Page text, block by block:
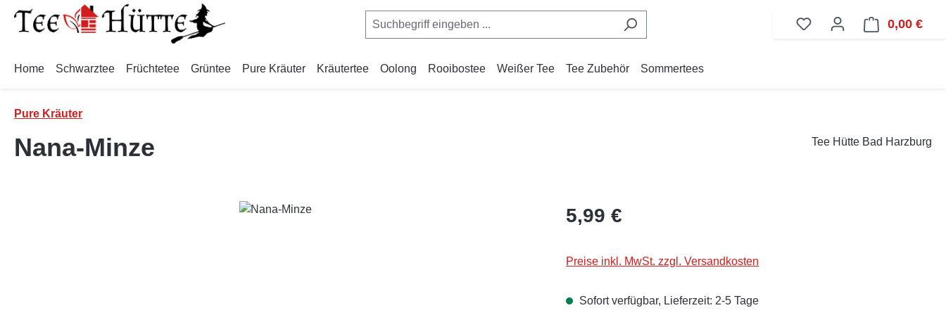
Hauptinhalt springen
Zur Suche springen
Zur Hauptnavigation springen
0,00 €
Home Schwarztee Früchtetee Grüntee Pure Kräuter Kräutertee Oolong Rooibostee Weißer Tee Tee Zubehör Sommertees
Pure Kräuter
Nana-Minze Tee Hütte Bad Harzburg
Regulärer Preis:
5,99 €
Preise inkl. MwSt. zzgl. Versandkosten
Sofort verfügbar, Lieferzeit: 2-5 Tage